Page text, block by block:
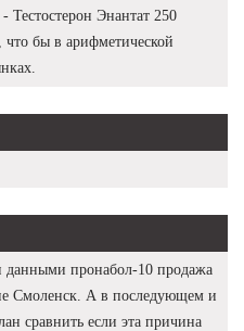
Тестостерон Энантат 250
бы в арифметической
данными пронабол-10 продажа
Смоленск. А в последующем и
сравнить если эта причина